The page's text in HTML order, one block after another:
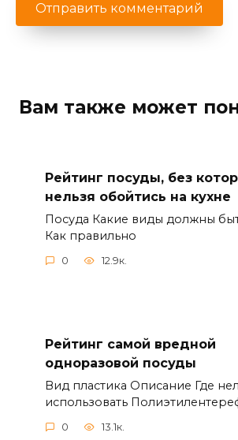
Вам также может
Рейтинг посуды, без
нельзя обойтись на кухне
Посуда Какие виды должны
Как правильно
0 12.9к.
Рейтинг самой вредной
одноразовой посуды
Вид пластика Описание Где
использовать
0 13.1к.